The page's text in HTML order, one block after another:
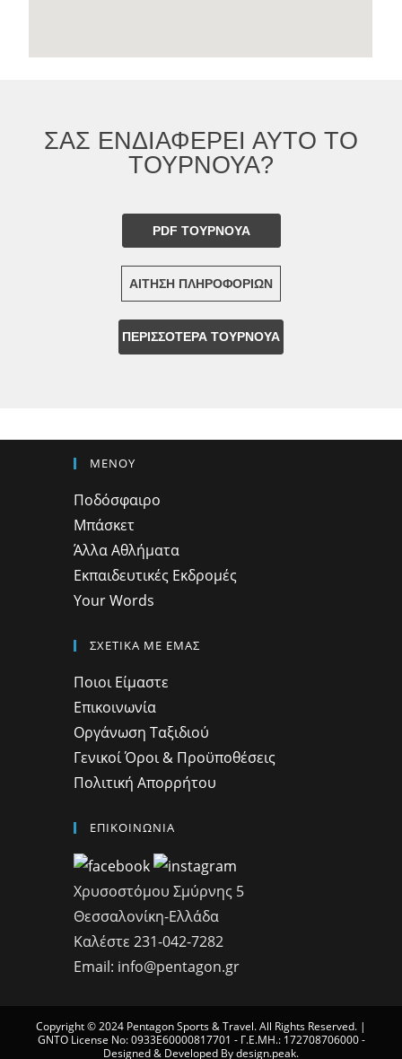
ΣΑΣ ΕΝΔΙΑΦΕΡΕΙ ΑΥΤΟ ΤΟ
ΤΟΥΡΝΟΥΑ?
PDF ΤΟΥΡΝΟΥΑ
ΑΙΤΗΣΗ ΠΛΗΡΟΦΟΡΙΩΝ
ΠΕΡΙΣΣΟΤΕΡΑ ΤΟΥΡΝΟΥΑ
ΜΕΝΟΥ
Ποδόσφαιρο
Μπάσκετ
Άλλα Αθλήματα
Εκπαιδευτικές Εκδρομές
Your Words
ΣΧΕΤΙΚΑ ΜΕ ΕΜΑΣ
Ποιοι Είμαστε
Επικοινωνία
Οργάνωση Ταξιδιού
Γενικοί Όροι & Προϋποθέσεις
Πολιτική Απορρήτου
ΕΠΙΚΟΙΝΩΝΙΑ
Χρυσοστόμου Σμύρνης 5
Θεσσαλονίκη-Ελλάδα
Καλέστε 231-042-7282
Email: info@pentagon.gr
Copyright © 2024 Pentagon Sports & Travel. All Rights Reserved. |
GNTO License No: 0933Ε60000817701 - Γ.Ε.ΜΗ.: 172708706000 -
Designed & Developed By design.peak.